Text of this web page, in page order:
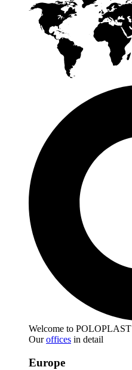
Welcome to POLOPLAST
Ouroffices in detail
Europe